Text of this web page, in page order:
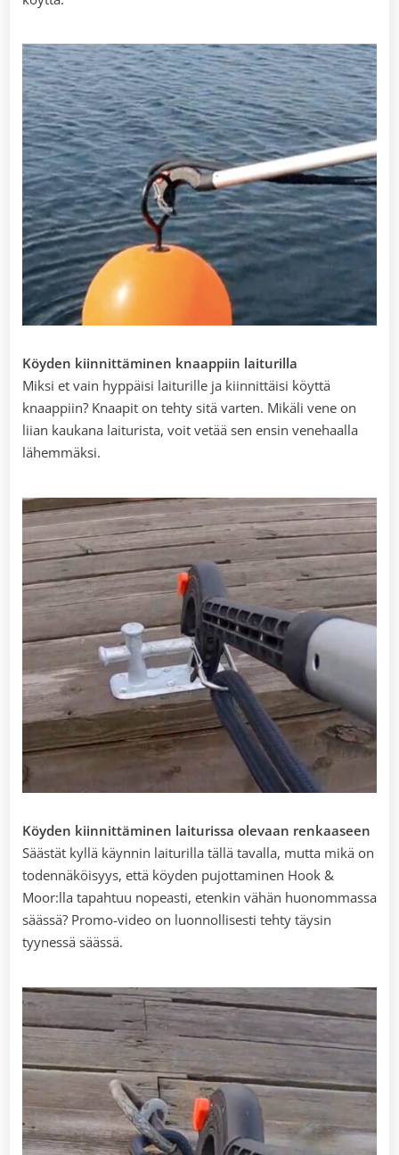
Köyden kiinnittäminen knaappiin laiturilla
Miksi et vain hyppäisi laiturille ja kiinnittäisi köyttä
knaappiin? Knaapit on tehty sitä varten. Mikäli vene on
liian kaukana laiturista, voit vetää sen ensin venehaalla
lähemmäksi.
Köyden kiinnittäminen laiturissa olevaan renkaaseen
Säästät kyllä käynnin laiturilla tällä tavalla, mutta mikä on
todennäköisyys, että köyden pujottaminen Hook &
Moor:lla tapahtuu nopeasti, etenkin vähän huonommassa
säässä? Promo-video on luonnollisesti tehty täysin
tyynessä säässä.